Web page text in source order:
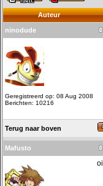
Auteur
ninodude
Geregistreerd op: 08 Aug 2008
Berichten: 10216
Terug naar boven
Mafusto
oi